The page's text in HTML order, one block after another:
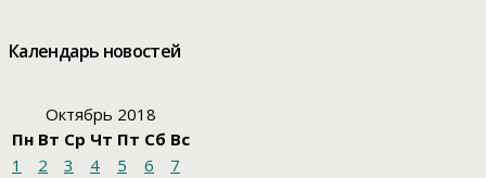
Календарь новостей
Октябрь 2018
Пн Вт Ср Чт Пт Сб Вс
1
2 3 4 5 6
7